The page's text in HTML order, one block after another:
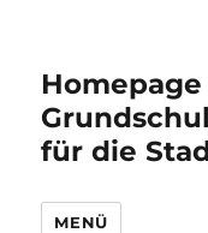
für die
MENÜ